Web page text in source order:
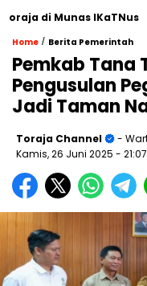
di Munas IKaTNus
Home / Berita Pemerintah
Pemkab Tana
Pengusulan
Jadi Taman
Toraja Channel
-
Kamis, 26 Juni 2025 -